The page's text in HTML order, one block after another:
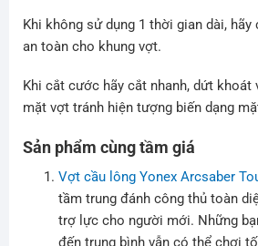
Khi không sử dụng 1 thời gian dài,
an toàn cho khung vợt.
Khi cắt cước hãy cắt nhanh, dứt khoát
mặt vợt tránh hiện tượng biến dạng
Sản phẩm cùng tầm giá
Vợt cầu lông Yonex Arcsaber
tầm trung đánh công thủ toàn
trợ lực cho người mới. Những
đến trung bình vẫn có thể chơi